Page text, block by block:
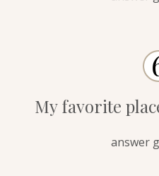
My favorite
answer